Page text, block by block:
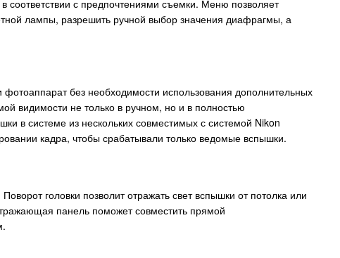
с предпочтениями съемки. Меню позволяет
лампы, разрешить ручной выбор значения диафрагмы, а
без необходимости использования дополнительных
видимости не только в ручном, но и в полностью
в системе из нескольких совместимых с системой Nikon
кадра, чтобы срабатывали только ведомые вспышки.
головки позволит отражать свет вспышки от потолка или
панель поможет совместить прямой